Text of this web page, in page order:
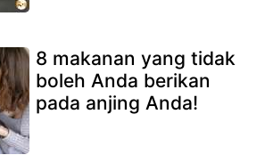
8 makanan yang tidak
boleh Anda berikan
pada anjing Anda!